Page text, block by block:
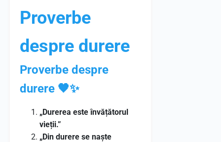
Proverbe
despre durere
Proverbe despre
durere 🖤✨
„Durerea este învățătorul
vieții.”
„Din durere se naște